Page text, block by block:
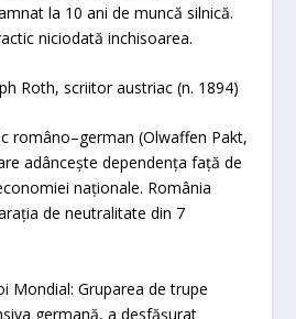
la 10 ani de muncă silnică.
niciodată inchisoarea.
Roth, scriitor austriac (n. 1894)
româno–german (Olwaffen Pakt,
adâncește dependența față de
naționale. România
de neutralitate din 7
Mondial: Gruparea de trupe
germană, a desfășurat